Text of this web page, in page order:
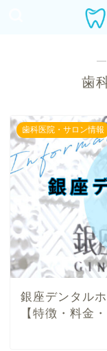
歯
歯科医院・サロン情報
銀座デンタル
【特徴・料金